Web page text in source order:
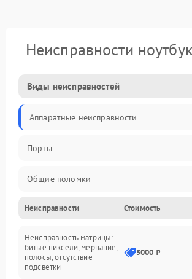
Неисправности
Виды неисправностей
Аппаратные неисправности
Порты
Общие поломки
Устройства
Программные ошибки
Электрические и системные сбои
Неисправности Стоимость
Неисправность матрицы:
битые пиксели, мерцание,
полосы, отсутствие
подсветки
5000 ₽